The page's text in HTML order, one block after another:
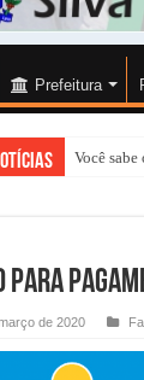
Prefeitura
Você
PARA
de 2020